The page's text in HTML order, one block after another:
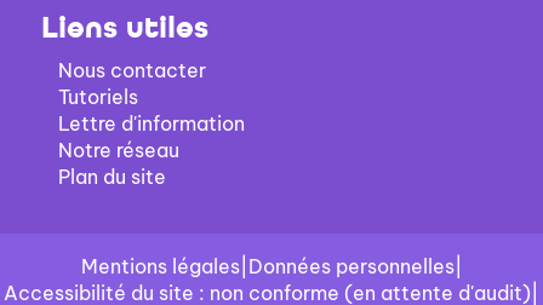
Liens utiles
Nous contacter
Tutoriels
Lettre d'information
Notre réseau
Plan du site
Mentions légales| Données personnelles|
Accessibilité du site : non conforme (en attente d'audit)